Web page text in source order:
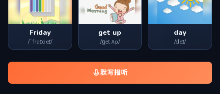
Friday
/ˈfraɪdeɪ/
get up
/ɡet ʌp/
day
/deɪ/
默写报听